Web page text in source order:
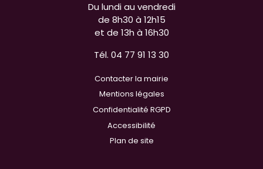
Du lundi au vendredi
de 8h30 à 12h15
et de 13h à 16h30
Tél. 04 77 91 13 30
Contacter la mairie
Mentions légales
Confidentialité RGPD
Accessibilité
Plan de site